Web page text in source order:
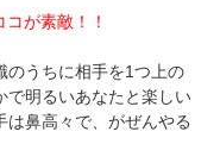
が素敵！！
のうちに相手を1つ上の
で明るいあなたと楽しい
鼻高々で、がぜんやる